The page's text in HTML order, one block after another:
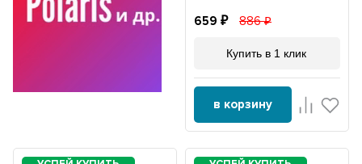
659 886
Купить в 1 клик
в корзину